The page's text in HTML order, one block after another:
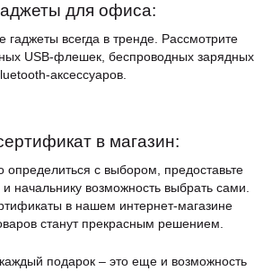
для офиса:
гаджеты всегда в тренде. Рассмотрите
USB-флешек, беспроводных зарядных
аксессуаров.
в магазин:
определиться с выбором, предоставьте
начальнику возможность выбрать сами.
в нашем интернет-магазине
станут прекрасным решением.
подарок – это еще и возможность